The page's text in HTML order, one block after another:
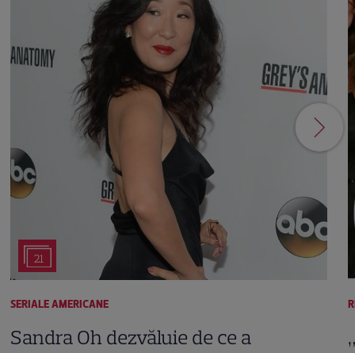
21
SERIALE AMERICANE
Sandra Oh dezvăluie de ce a